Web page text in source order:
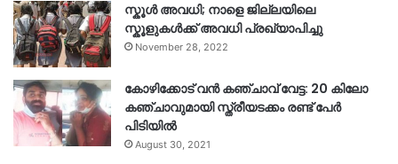
സ്കൂൾ അവധി; നാളെ ജില്ലയിലെ
സ്കൂളുകൾക്ക് അവധി പ്രഖ്യാപിച്ചു
November 28, 2022
കോഴിക്കോട് വൻ കഞ്ചാവ് വേട്ട: 20 കിലോ
കഞ്ചാവുമായി സ്ത്രീയടക്കം രണ്ട് പേർ
പിടിയിൽ
August 30, 2021